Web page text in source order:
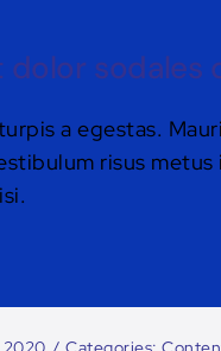
dolor
a egestas.
risus